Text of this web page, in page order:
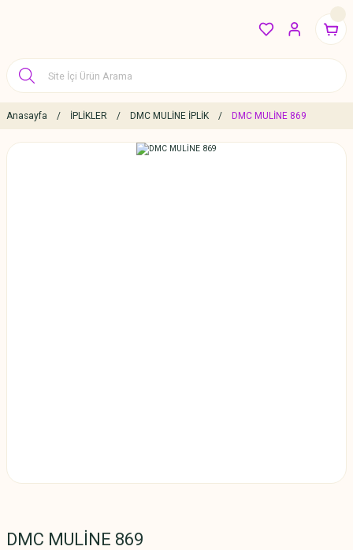
Anasayfa İPLİKLER DMC MULİNE İPLİK DMC MULİNE 869
DMC MULİNE 869